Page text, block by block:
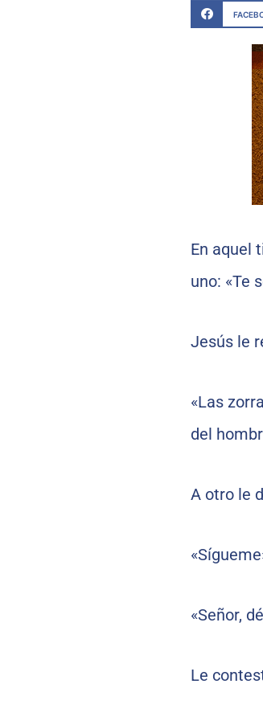
En aquel
uno: «Te
Jesús le
«Las
del
A otro le
«Señor,
Le